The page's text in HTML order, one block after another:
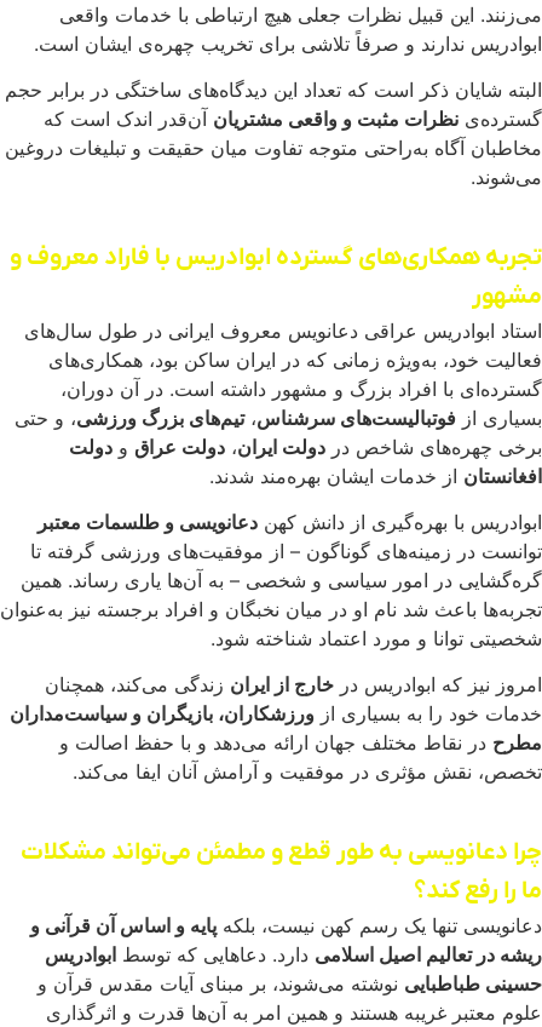
می‌زنند. این قبیل نظرات جعلی هیچ ارتباطی با خدمات واقعی
ابوادریس ندارند و صرفاً تلاشی برای تخریب چهره‌ی ایشان است.
البته شایان ذکر است که تعداد این دیدگاه‌های ساختگی در برابر حجم
گسترده‌ی نظرات مثبت و واقعی مشتریان آن‌قدر اندک است که
مخاطبان آگاه به‌راحتی متوجه تفاوت میان حقیقت و تبلیغات دروغین
می‌شوند.
تجربه همکاری‌های گسترده ابوادریس با فاراد معروف و
مشهور
استاد ابوادریس عراقی دعانویس معروف ایرانی در طول سال‌های
فعالیت خود، به‌ویژه زمانی که در ایران ساکن بود، همکاری‌های
گسترده‌ای با افراد بزرگ و مشهور داشته است. در آن دوران،
بسیاری از فوتبالیست‌های سرشناس،تیم‌های بزرگ ورزشی، و حتی
برخی چهره‌های شاخص در دولت ایران، دولت عراق و دولت
افغانستان از خدمات ایشان بهره‌مند شدند.
ابوادریس با بهره‌گیری از دانش کهن دعانویسی و طلسمات معتبر
توانست در زمینه‌های گوناگون – از موفقیت‌های ورزشی گرفته تا
گره‌گشایی در امور سیاسی و شخصی – به آن‌ها یاری رساند. همین
تجربه‌ها باعث شد نام او در میان نخبگان و افراد برجسته نیز به‌عنوان
شخصیتی توانا و مورد اعتماد شناخته شود.
امروز نیز که ابوادریس در خارج از ایران زندگی می‌کند، همچنان
خدمات خود را به بسیاری از ورزشکاران، بازیگران و سیاست‌مداران
مطرح در نقاط مختلف جهان ارائه می‌دهد و با حفظ اصالت و
تخصص، نقش مؤثری در موفقیت و آرامش آنان ایفا می‌کند.
چرا دعانویسی به طور قطع و مطمئن می‌تواند مشکلات
ما را رفع کند؟
دعانویسی تنها یک رسم کهن نیست، بلکه پایه و اساس آن قرآنی و
ریشه در تعالیم اصیل اسلامی دارد. دعاهایی که توسط ابوادریس
حسینی طباطبایی نوشته می‌شوند، بر مبنای آیات مقدس قرآن و
علوم معتبر غریبه هستند و همین امر به آن‌ها قدرت و اثرگذاری